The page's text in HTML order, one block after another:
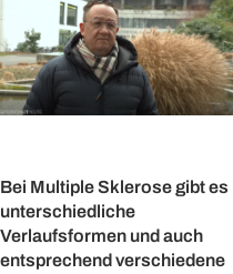
Bei Multiple Sklerose gibt es
unterschiedliche
Verlaufsformen und auch
entsprechend verschiedene